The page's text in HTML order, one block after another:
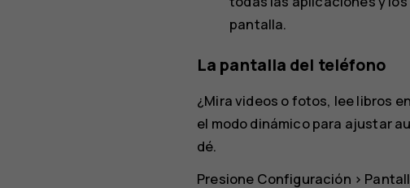
pantalla.
La pantalla del teléfono
¿Mira videos o fotos, lee libros
el modo dinámico para ajustar
dé.
Presione Configuración >